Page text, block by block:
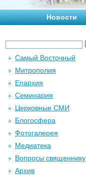
Новости
Самый Восточный
Митрополия
Епархия
Семинария
Церковные СМИ
Блогосфера
Фотогалерея
Медиатека
Вопросы священнику
Архив